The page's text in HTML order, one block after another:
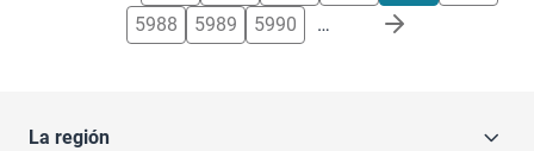
5988
5989 5990 …
La región